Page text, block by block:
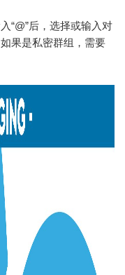
“@”后，选择或输入对
果是私密群组，需要